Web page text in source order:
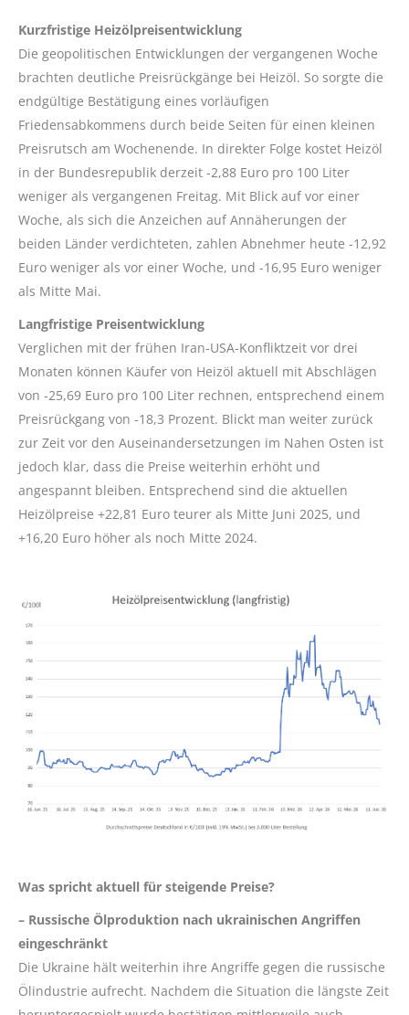
Kurzfristige Heizölpreisentwicklung
Die geopolitischen Entwicklungen der vergangenen Woche
brachten deutliche Preisrückgänge bei Heizöl. So sorgte die
endgültige Bestätigung eines vorläufigen
Friedensabkommens durch beide Seiten für einen kleinen
Preisrutsch am Wochenende. In direkter Folge kostet Heizöl
in der Bundesrepublik derzeit -2,88 Euro pro 100 Liter
weniger als vergangenen Freitag. Mit Blick auf vor einer
Woche, als sich die Anzeichen auf Annäherungen der
beiden Länder verdichteten, zahlen Abnehmer heute -12,92
Euro weniger als vor einer Woche, und -16,95 Euro weniger
als Mitte Mai.
Langfristige Preisentwicklung
Verglichen mit der frühen Iran-USA-Konfliktzeit vor drei
Monaten können Käufer von Heizöl aktuell mit Abschlägen
von -25,69 Euro pro 100 Liter rechnen, entsprechend einem
Preisrückgang von -18,3 Prozent. Blickt man weiter zurück
zur Zeit vor den Auseinandersetzungen im Nahen Osten ist
jedoch klar, dass die Preise weiterhin erhöht und
angespannt bleiben. Entsprechend sind die aktuellen
Heizölpreise +22,81 Euro teurer als Mitte Juni 2025, und
+16,20 Euro höher als noch Mitte 2024.
Was spricht aktuell für steigende Preise?
– Russische Ölproduktion nach ukrainischen Angriffen
eingeschränkt
Die Ukraine hält weiterhin ihre Angriffe gegen die russische
Ölindustrie aufrecht. Nachdem die Situation die längste Zeit